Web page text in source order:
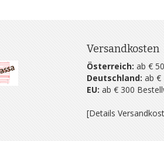
Versandkosten
Österreich: ab €
Deutschland: ab €
EU: ab € 300
[Details